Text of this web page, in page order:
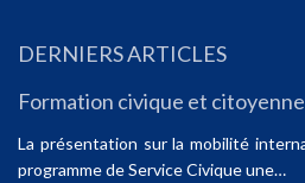
DERNIERS ARTICLES
Formation civique et
La présentation sur la mobilité
programme de Service Civique une…